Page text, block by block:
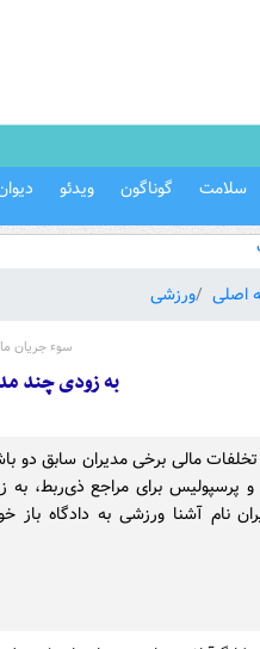
سلامت گوناگون ویدئو
اصلی
ورزشی
سوء جریان
به زودی چند
تخلفات مالی برخی مدیران سابق دو
و پرسپولیس برای مراجع ذی‌ربط، به
نام آشنا ورزشی به دادگاه باز